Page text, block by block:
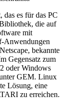
das es für das PC
die auf
mit
Anwendungen
bekannte
Gegensatz zum
oder Windows
GEM. Linux
Lösung, eine
zu erreichen.